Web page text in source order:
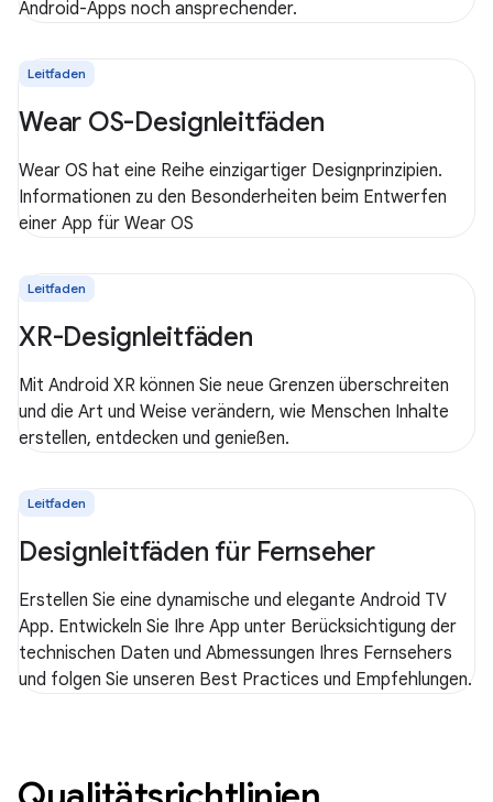
Android-Apps noch ansprechender.
Leitfaden
Wear OS-Designleitfäden
Wear OS hat eine Reihe einzigartiger Designprinzipien.
Informationen zu den Besonderheiten beim Entwerfen
einer App für Wear OS
Leitfaden
XR-Designleitfäden
Mit Android XR können Sie neue Grenzen überschreiten
und die Art und Weise verändern, wie Menschen Inhalte
erstellen, entdecken und genießen.
Leitfaden
Designleitfäden für Fernseher
Erstellen Sie eine dynamische und elegante Android TV
App. Entwickeln Sie Ihre App unter Berücksichtigung der
technischen Daten und Abmessungen Ihres Fernsehers
und folgen Sie unseren Best Practices und Empfehlungen.